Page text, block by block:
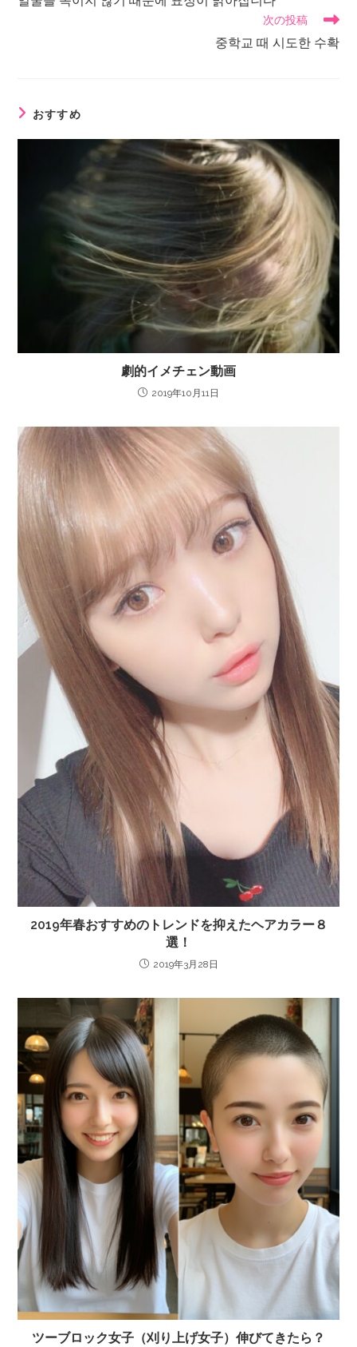
次の投稿
중학교 때 시도한 수확
おすすめ
劇的イメチェン動画
2019年10月11日
2019年春おすすめのトレンドを抑えたヘアカラー８
選！
2019年3月28日
ツーブロック女子（刈り上げ女子）伸びてきたら？